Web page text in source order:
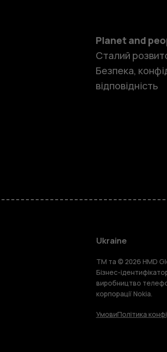
Planet and
Сталий
Безпека,
відповідність
Ukraine
TM та © 2026 HMD
Бізнес-
виробництво
корпорації Nokia.
УмовиПолітика